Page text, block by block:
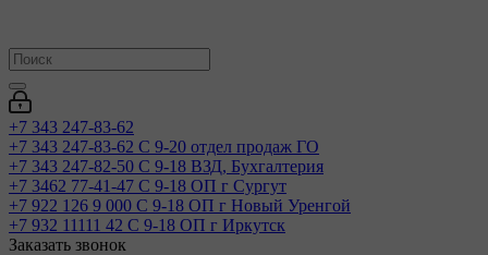
+7 343 247-83-62
+7 343 247-83-62 С 9-20 отдел продаж ГО
+7 343 247-82-50 С 9-18 ВЗД, Бухгалтерия
+7 3462 77-41-47 С 9-18 ОП г Сургут
+7 922 126 9 000 С 9-18 ОП г Новый Уренгой
+7 932 11111 42 С 9-18 ОП г Иркутск
Заказать звонок